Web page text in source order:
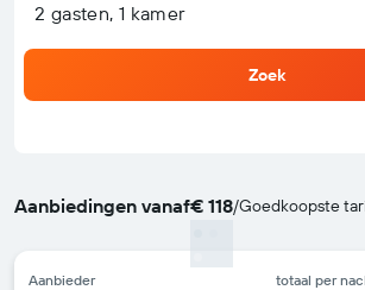
2 gasten, 1 kamer
Zoek
Aanbiedingen vanaf€ 118/Goedkoopste
Aanbieder totaal per